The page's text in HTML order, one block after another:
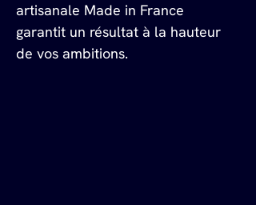
artisanale Made in France
garantit un résultat à la hauteur
de vos ambitions.